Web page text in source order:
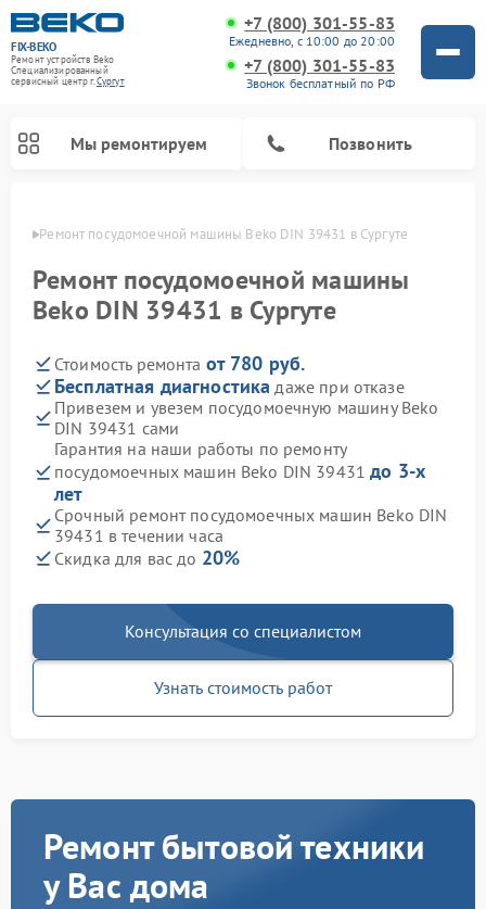
FIX-BEKO
Ремонт устройств Beko
Специализированный
cервисный центр г.Сургут
+7 (800) 301-55-83
Ежедневно, с 10:00 до 20:00
+7 (800) 301-55-83
Звонок бесплатный по РФ
Мы ремонтируем Позвонить
Ремонт посудомоечной машины Beko DIN 39431 в Сургуте
Ремонт посудомоечной машины
Beko DIN 39431 в Сургуте
Стоимость ремонта от 780 руб.
Бесплатная диагностика даже при отказе
Привезем и увезем посудомоечную машину Beko
DIN 39431 сами
Гарантия на наши работы по ремонту
посудомоечных машин Beko DIN 39431до 3-х
лет
Срочный ремонт посудомоечных машин Beko DIN
39431 в течении часа
Скидка для вас до 20%
Консультация со специалистом
Узнать стоимость работ
Ремонт бытовой техники
у Вас дома